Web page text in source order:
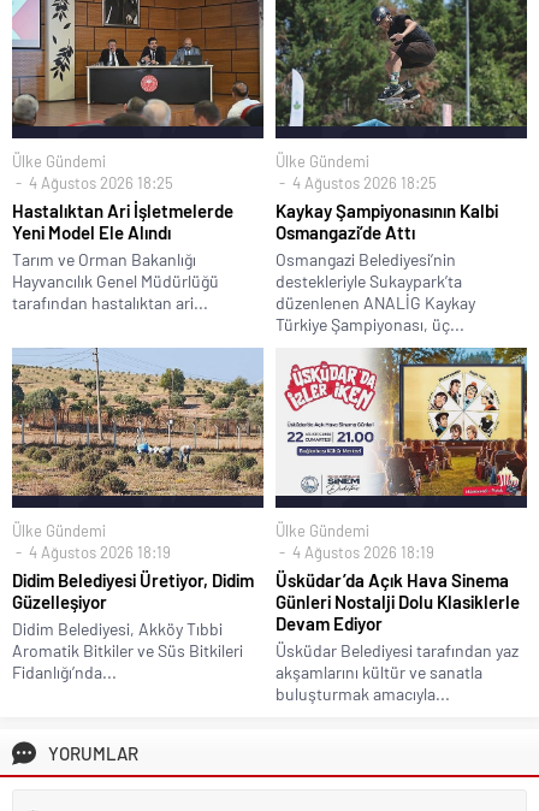
Ülke Gündemi
4 Ağustos 2026 18:25
Hastalıktan Ari İşletmelerde
Yeni Model Ele Alındı
Tarım ve Orman Bakanlığı
Hayvancılık Genel Müdürlüğü
tarafından hastalıktan ari...
Ülke Gündemi
4 Ağustos 2026 18:25
Kaykay Şampiyonasının Kalbi
Osmangazi’de Attı
Osmangazi Belediyesi’nin
destekleriyle Sukaypark’ta
düzenlenen ANALİG Kaykay
Türkiye Şampiyonası, üç...
Ülke Gündemi
4 Ağustos 2026 18:19
Didim Belediyesi Üretiyor, Didim
Güzelleşiyor
Didim Belediyesi, Akköy Tıbbi
Aromatik Bitkiler ve Süs Bitkileri
Fidanlığı’nda...
Ülke Gündemi
4 Ağustos 2026 18:19
Üsküdar’da Açık Hava Sinema
Günleri Nostalji Dolu Klasiklerle
Devam Ediyor
Üsküdar Belediyesi tarafından yaz
akşamlarını kültür ve sanatla
buluşturmak amacıyla...
YORUMLAR